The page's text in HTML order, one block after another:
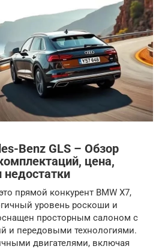
Benz GLS – Обзор
цена,
прямой конкурент BMW X7,
уровень роскоши и
просторным салоном с
и передовыми технологиями.
двигателями, включая